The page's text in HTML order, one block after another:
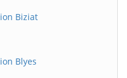
Biziat
Blyes